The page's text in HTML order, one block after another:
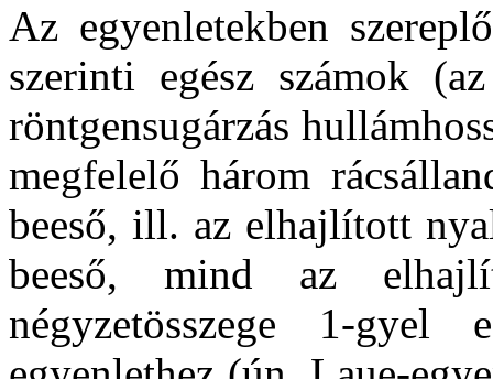
Az egyenletekben
szerinti egész számok
röntgensugárzás
megfelelő három
beeső, ill. az elhajlított
beeső, mind az
négyzetösszege 1-